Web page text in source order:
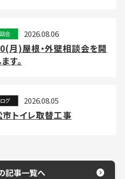
会 2026.08.06
月)屋根・外壁相談会を開
す。
グ 2026.08.05
市トイレ取替工事
記事一覧へ